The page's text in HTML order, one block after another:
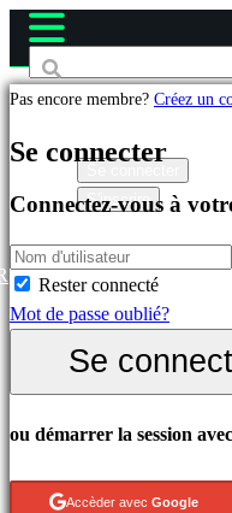
Jeux
Célèbres
Nouveautés
Free
Play
Catégories
d'Action
S'inscrire
Pas encore membre? Créez un
Se connecter
Connectez-vous à
Rester connecté
Mot de passe oublié?
Se
ou démarrer la session
Accèder avec Google